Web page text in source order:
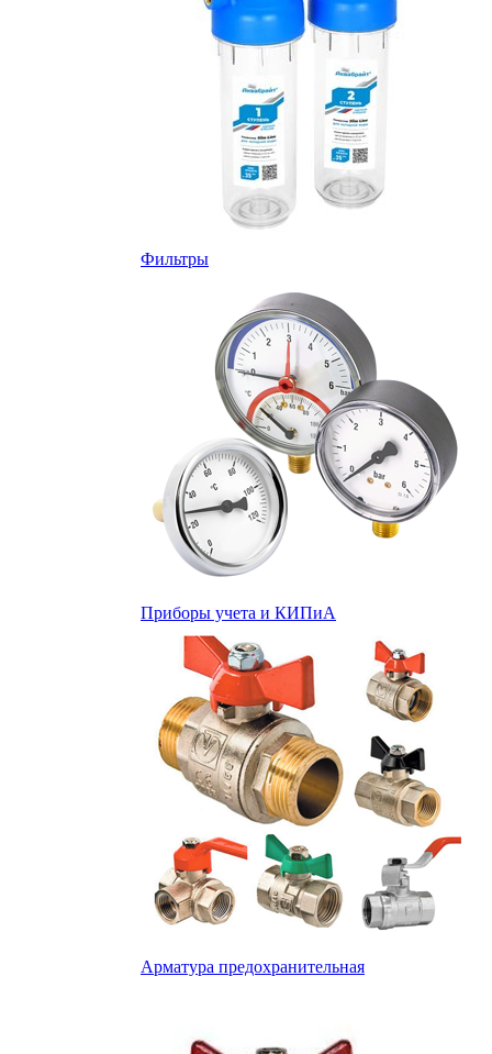
Фильтры
Приборы учета и КИПиА
Арматура предохранительная